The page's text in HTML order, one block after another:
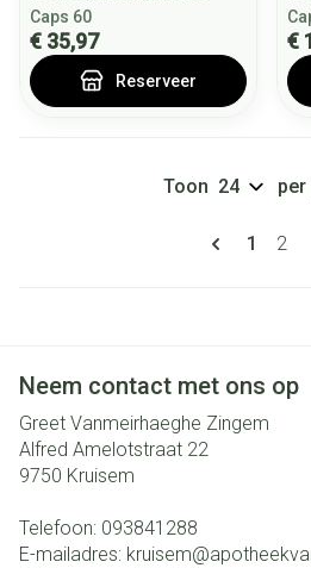
Caps 60
€ 35,97
Reserveer
€
U lees
1 2
Toon per
Neem contact met ons op
Greet Vanmeirhaeghe Zingem
Alfred Amelotstraat 22
9750 Kruisem
Telefoon: 093841288
E-mailadres: kruisem@